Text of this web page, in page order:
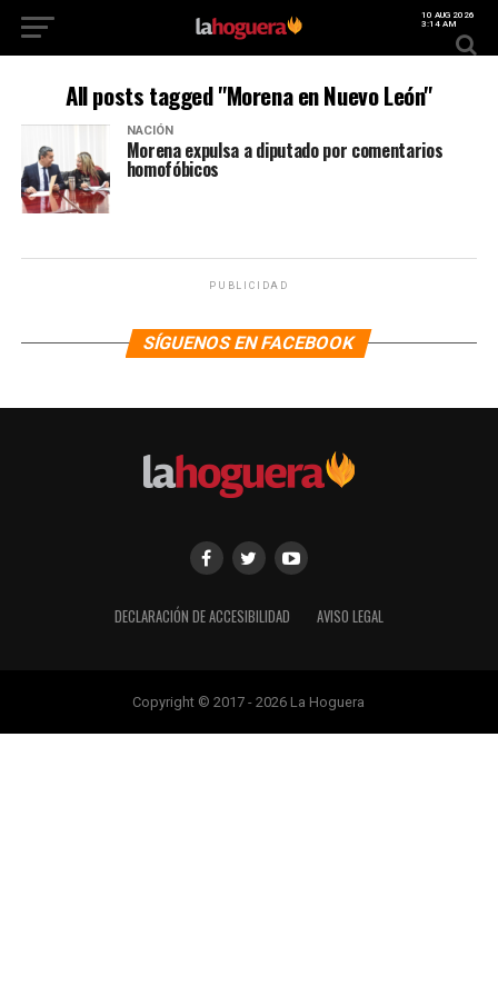
10 AUG 2026
3:14 AM
All posts tagged "Morena en Nuevo León"
NACIÓN
Morena expulsa a diputado por comentarios
homofóbicos
PUBLICIDAD
SÍGUENOS EN FACEBOOK
DECLARACIÓN DE ACCESIBILIDAD AVISO LEGAL
Copyright © 2017 - 2026 La Hoguera